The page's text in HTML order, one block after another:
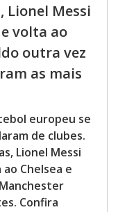
Messi
volta ao
outra vez
as mais
europeu se
de clubes.
Lionel Messi
Chelsea e
Confira